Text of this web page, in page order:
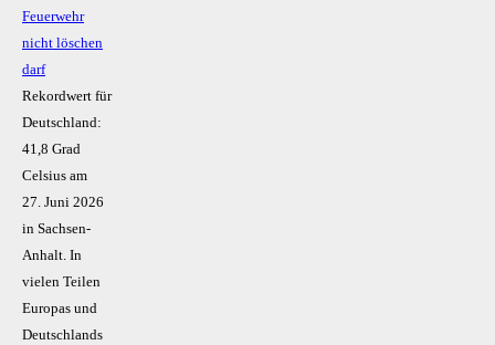
Feuerwehr
nicht löschen
darf
Rekordwert für
Deutschland:
41,8 Grad
Celsius am
27. Juni 2026
in Sachsen-
Anhalt. In
vielen Teilen
Europas und
Deutschlands